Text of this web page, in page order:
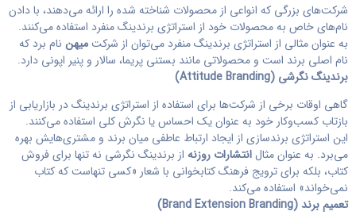
شرکت‌های بزرگی که انواعی از محصولات شناخته شده را ارائه می‌دهند، با دادن
نام‌های خاص به محصولات خود از استراتژی برندینگ منفرد استفاده می‌کنند.
به عنوان مثالی از استراتژی برندینگ منفرد می‌توان از شرکتمیهن نام برد که
نام اصلی برند است و محصولاتی مانند بستنی پریما، سالار و پنیر اپونی دارد.
برندینگ نگرشی (Attitude Branding
)
گاهی اوقات برخی از شرکت‌ها برای استفاده از استراتژی برندینگ در بازاریابی از
بازتاب کسب‌وکار خود به عنوان یک احساس یا نگرش کلی استفاده می‌کنند.
این استراتژی برندسازی از ایجاد ارتباط عاطفی میان برند و مشتری‌هایش بهره
می‌برد. به عنوان مثالانتشارات روزنه از برندینگ نگرشی نه تنها برای فروش
کتاب، بلکه برای ترویج فرهنگ کتابخوانی با شعار «کسی تنهاست که کتاب
نمی‌خواند» استفاده می‌کند.
تعمیم برند (Brand Extension Branding
)